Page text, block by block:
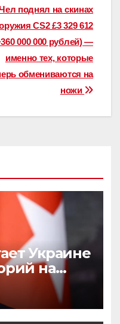
поднял на скинах
CS2 £3 329 612
000 000 рублей) —
именно тех, которые
обмениваются на
ножи
Украине
на
что это